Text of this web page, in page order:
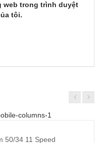
web trong trình duyệt
tôi.
columns-1
50/34 11 Speed